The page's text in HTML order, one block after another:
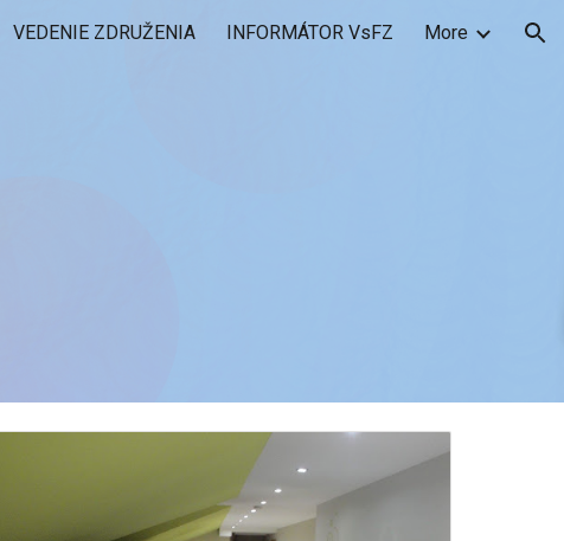
VEDENIE ZDRUŽENIA INFORMÁTOR VsFZ More